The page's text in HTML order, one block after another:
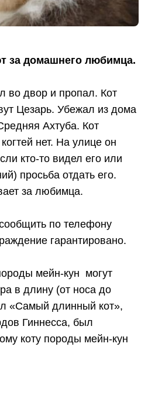
за домашнего любимца.
во двор и пропал. Кот
Цезарь. Убежал из дома
Ахтуба. Кот
нет. На улице он
кто-то видел его или
просьба отдать его.
за любимца.
по телефону
гарантировано.
мейн-кун могут
в длину (от носа до
«Самый длинный кот»,
Гиннесса, был
коту породы мейн-кун